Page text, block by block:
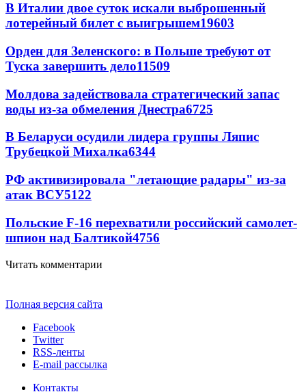
В Италии двое суток искали выброшенный
лотерейный билет с выигрышем19603
Орден для Зеленского: в Польше требуют от
Туска завершить дело11509
Молдова задействовала стратегический запас
воды из-за обмеления Днестра6725
В Беларуси осудили лидера группы Ляпис
Трубецкой Михалка6344
РФ активизировала "летающие радары" из-за
атак ВСУ5122
Польские F-16 перехватили российский самолет-
шпион над Балтикой4756
Читать комментарии
Полная версия сайта
Facebook
Twitter
RSS-ленты
E-mail рассылка
Контакты